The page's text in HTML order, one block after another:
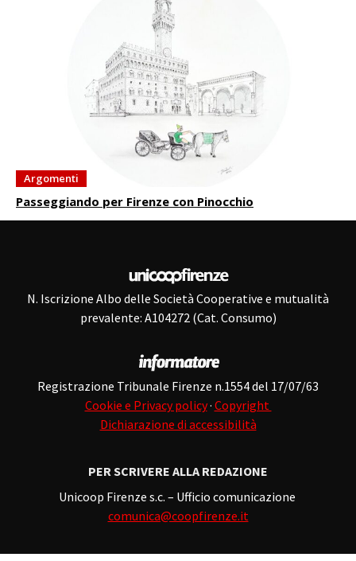
Argomenti
Passeggiando per Firenze con Pinocchio
N. Iscrizione Albo delle Società Cooperative e mutualità
prevalente: A104272 (Cat. Consumo)
Registrazione Tribunale Firenze n.1554 del 17/07/63
Cookie e Privacy policy· Copyright
Dichiarazione di accessibilità
PER SCRIVERE ALLA REDAZIONE
Unicoop Firenze s.c. – Ufficio comunicazione
comunica@coopfirenze.it